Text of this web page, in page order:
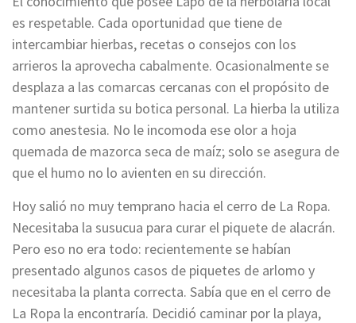
es respetable. Cada oportunidad que tiene de
intercambiar hierbas, recetas o consejos con los
arrieros la aprovecha cabalmente. Ocasionalmente se
desplaza a las comarcas cercanas con el propósito de
mantener surtida su botica personal. La hierba la utiliza
como anestesia. No le incomoda ese olor a hoja
quemada de mazorca seca de maíz; solo se asegura de
que el humo no lo avienten en su dirección.
Hoy salió no muy temprano hacia el cerro de La Ropa.
Necesitaba la susucua para curar el piquete de alacrán.
Pero eso no era todo: recientemente se habían
presentado algunos casos de piquetes de arlomo y
necesitaba la planta correcta. Sabía que en el cerro de
La Ropa la encontraría. Decidió caminar por la playa,